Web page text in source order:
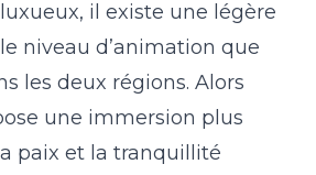
il existe une légère
niveau d’animation que
les deux régions. Alors
une immersion plus
paix et la tranquillité